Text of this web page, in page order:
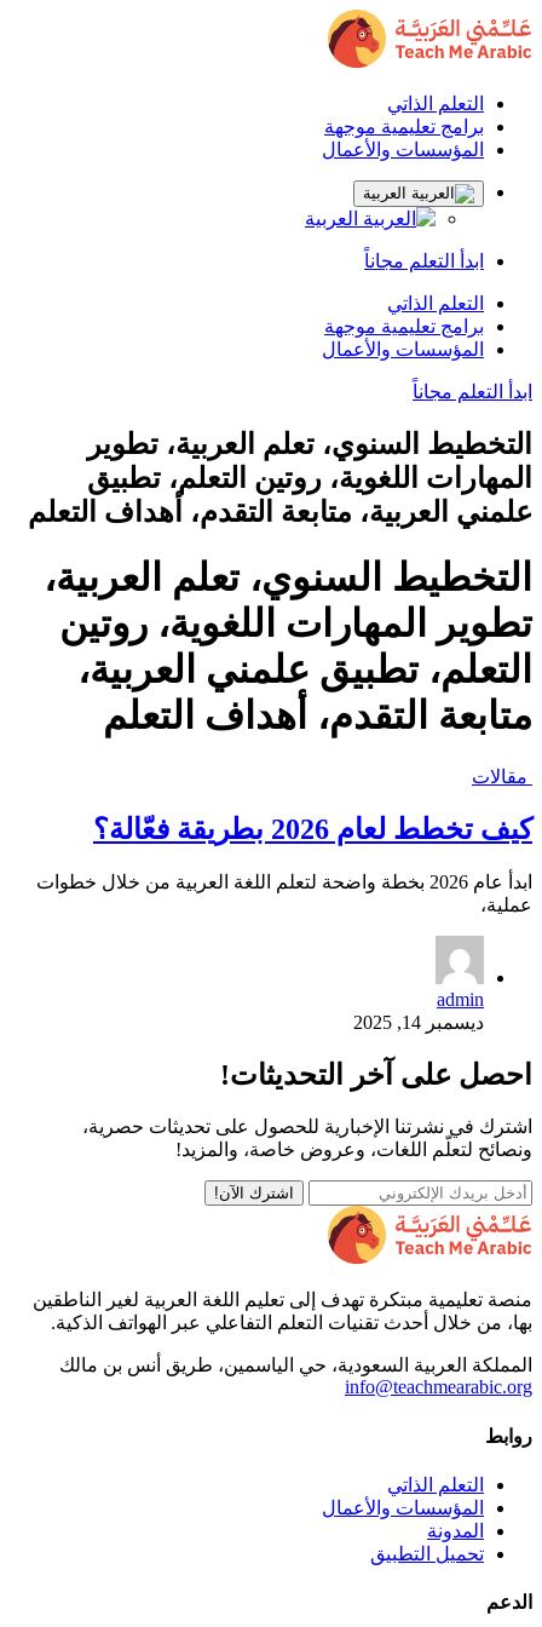
التعلم الذاتي
برامج تعليمية موجهة
المؤسسات والأعمال
العربية
العربية
ابدأ التعلم مجاناً
التعلم الذاتي
برامج تعليمية موجهة
المؤسسات والأعمال
ابدأ التعلم مجاناً
التخطيط السنوي، تعلم العربية، تطوير
المهارات اللغوية، روتين التعلم، تطبيق
علمني العربية، متابعة التقدم، أهداف التعلم
التخطيط السنوي، تعلم العربية،
تطوير المهارات اللغوية، روتين
التعلم، تطبيق علمني العربية،
متابعة التقدم، أهداف التعلم
مقالات
كيف تخطط لعام 2026 بطريقة فعّالة؟
ابدأ عام 2026 بخطة واضحة لتعلم اللغة العربية من خلال خطوات
عملية،
admin
ديسمبر 14, 2025
احصل على آخر التحديثات!
اشترك في نشرتنا الإخبارية للحصول على تحديثات حصرية،
ونصائح لتعلّم اللغات، وعروض خاصة، والمزيد!
اشترك الآن!
منصة تعليمية مبتكرة تهدف إلى تعليم اللغة العربية لغير الناطقين
بها، من خلال أحدث تقنيات التعلم التفاعلي عبر الهواتف الذكية.
المملكة العربية السعودية، حي الياسمين، طريق أنس بن مالك
info@teachmearabic.org
روابط
التعلم الذاتي
المؤسسات والأعمال
المدونة
تحميل التطبيق
الدعم